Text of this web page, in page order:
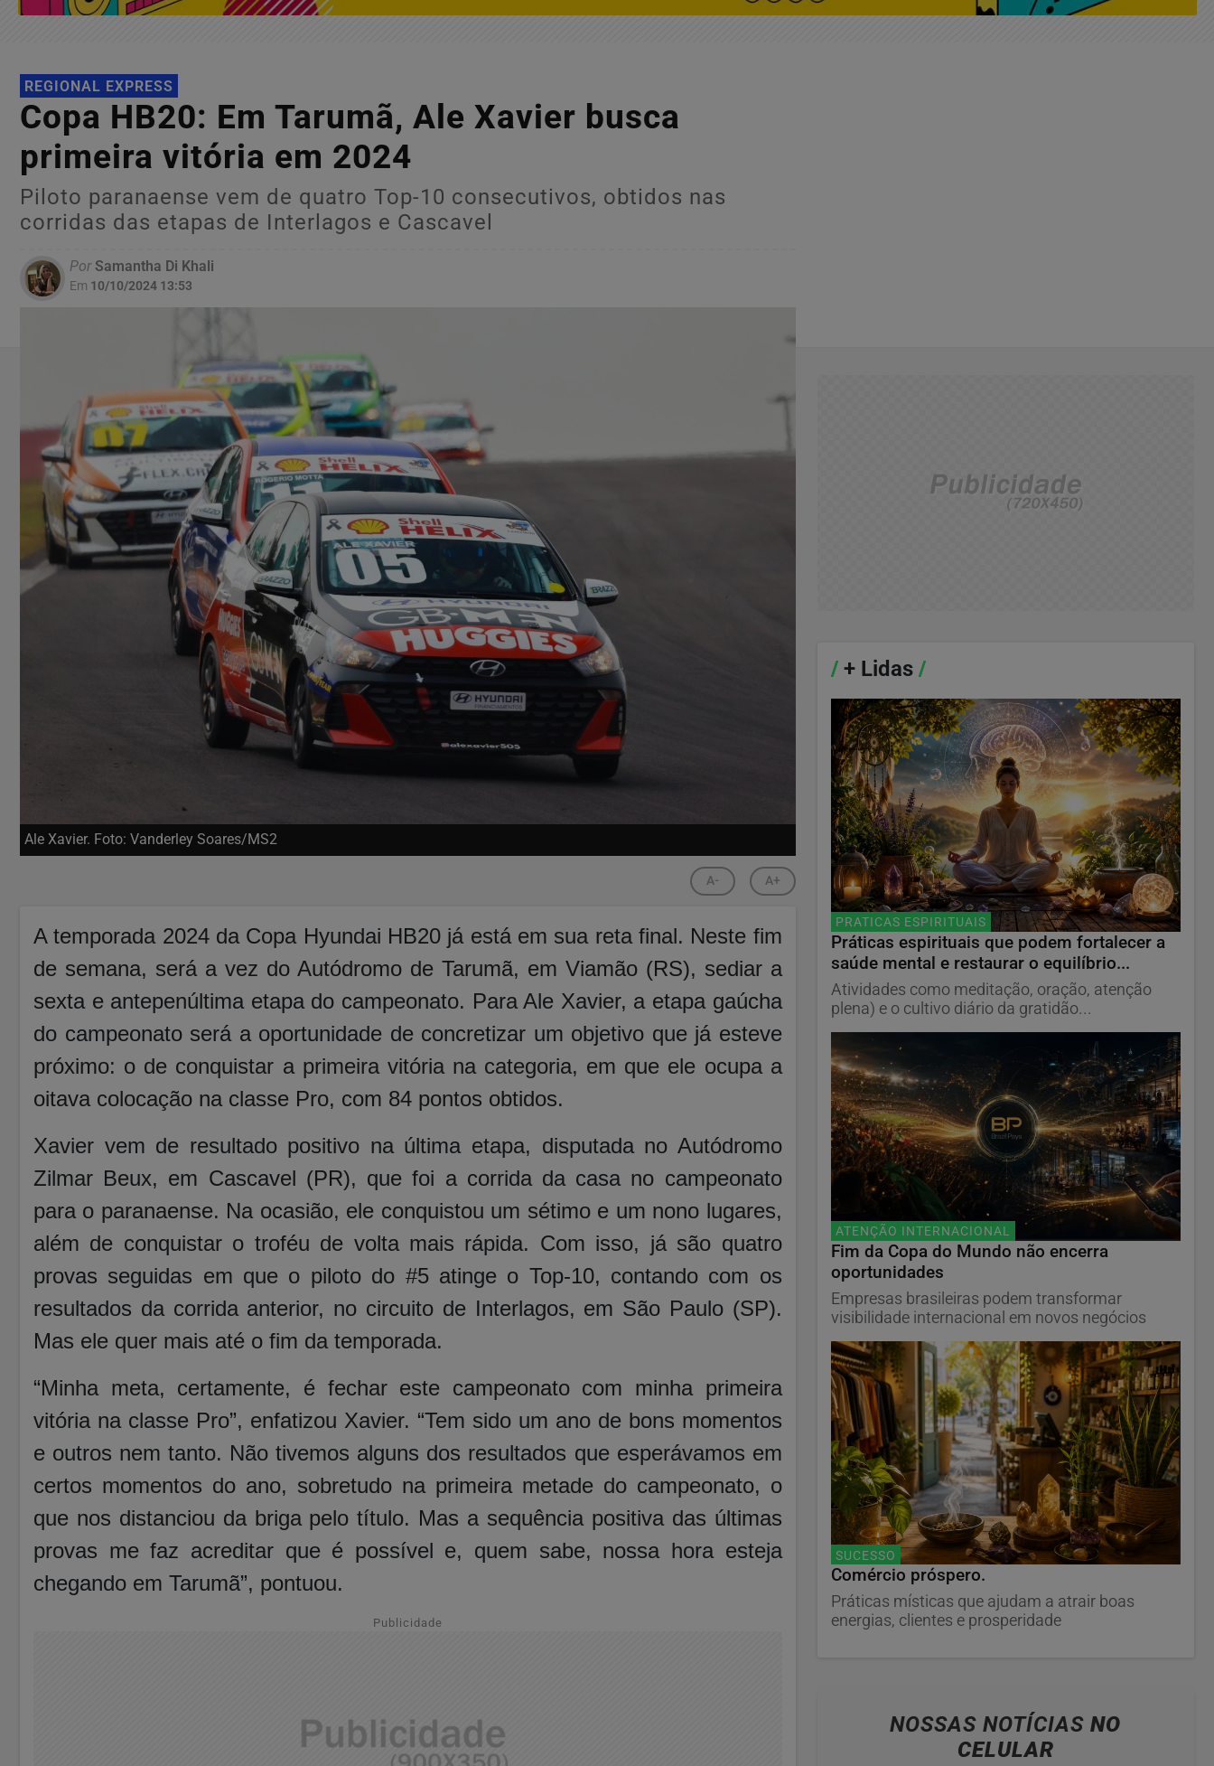
REGIONAL EXPRESS
Copa HB20: Em Tarumã, Ale Xavier busca
primeira vitória em 2024
Piloto paranaense vem de quatro Top-10 consecutivos, obtidos nas
corridas das etapas de Interlagos e Cascavel
PorSamantha Di Khali
Em 10/10/2024 13:53
Ale Xavier. Foto: Vanderley Soares/MS2
A- A+
A temporada 2024 da Copa Hyundai HB20 já está em sua reta final. Neste fim
de semana, será a vez do Autódromo de Tarumã, em Viamão (RS), sediar a
sexta e antepenúltima etapa do campeonato. Para Ale Xavier, a etapa gaúcha
do campeonato será a oportunidade de concretizar um objetivo que já esteve
próximo: o de conquistar a primeira vitória na categoria, em que ele ocupa a
oitava colocação na classe Pro, com 84 pontos obtidos.
Xavier vem de resultado positivo na última etapa, disputada no Autódromo
Zilmar Beux, em Cascavel (PR), que foi a corrida da casa no campeonato
para o paranaense. Na ocasião, ele conquistou um sétimo e um nono lugares,
além de conquistar o troféu de volta mais rápida. Com isso, já são quatro
provas seguidas em que o piloto do #5 atinge o Top-10, contando com os
resultados da corrida anterior, no circuito de Interlagos, em São Paulo (SP).
Mas ele quer mais até o fim da temporada.
“Minha meta, certamente, é fechar este campeonato com minha primeira
vitória na classe Pro”, enfatizou Xavier. “Tem sido um ano de bons momentos
e outros nem tanto. Não tivemos alguns dos resultados que esperávamos em
certos momentos do ano, sobretudo na primeira metade do campeonato, o
que nos distanciou da briga pelo título. Mas a sequência positiva das últimas
provas me faz acreditar que é possível e, quem sabe, nossa hora esteja
chegando em Tarumã”, pontuou.
Publicidade
/+ Lidas /
PRATICAS ESPIRITUAIS
Práticas espirituais que podem fortalecer a
saúde mental e restaurar o equilíbrio...
Atividades como meditação, oração, atenção
plena) e o cultivo diário da gratidão...
ATENÇÃO INTERNACIONAL
Fim da Copa do Mundo não encerra
oportunidades
Empresas brasileiras podem transformar
visibilidade internacional em novos negócios
SUCESSO
Comércio próspero.
Práticas místicas que ajudam a atrair boas
energias, clientes e prosperidade
NOSSAS NOTÍCIASNO
CELULAR